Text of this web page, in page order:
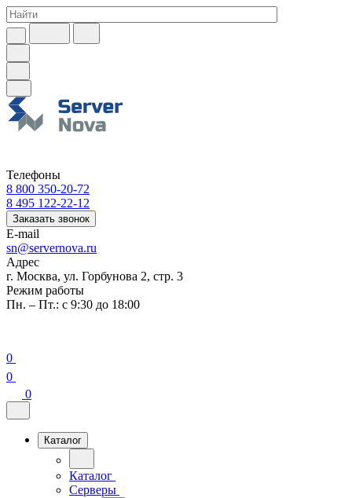
Телефоны
8 800 350-20-72
8 495 122-22-12
Заказать звонок
E-mail
sn@servernova.ru
Адрес
г. Москва, ул. Горбунова 2, стр. 3
Режим работы
Пн. – Пт.: с 9:30 до 18:00
0
0
0
Каталог
Каталог
Серверы